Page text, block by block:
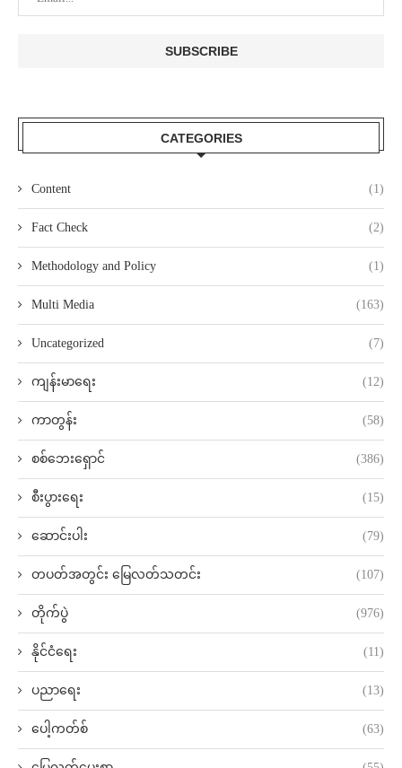
CATEGORIES
Content (1)
Fact Check (2)
Methodology and Policy (1)
Multi Media (163)
Uncategorized (7)
ကျန်းမာရေး (12)
ကာတွန်း (58)
စစ်ဘေးရှောင် (386)
စီးပွားရေး (15)
ဆောင်းပါး (79)
တပတ်အတွင်း မြေလတ်သတင်း (107)
တိုက်ပွဲ (976)
နိုင်ငံရေး (11)
ပညာရေး (13)
ပေါ့ကတ်စ် (63)